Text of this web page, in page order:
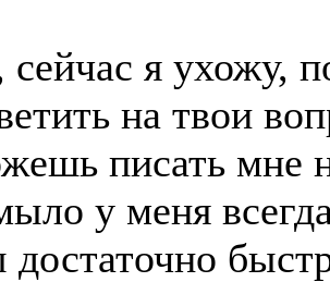
сейчас я ухожу,
на твои
писать мне
у меня
достаточно